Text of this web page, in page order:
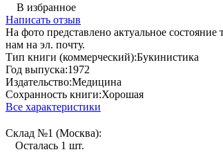
В избранное
Написать отзыв
На фото представлено актуальное
нам на эл. почту.
Тип книги (коммерческий):Букинистика
Год выпуска:1972
Издательство:Медицина
Сохранность книги:Хорошая
Все характеристики
Склад №1 (Москва):
Осталась 1 шт.